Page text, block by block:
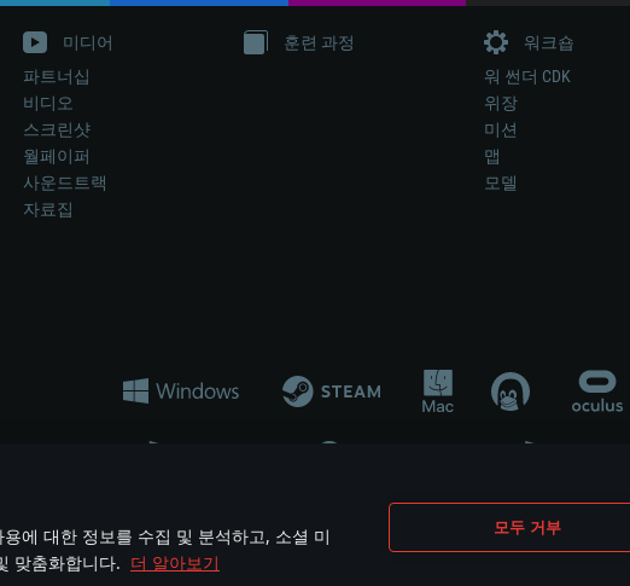
에 대한 정보를 수집 및 분석하고, 소셜 미
맞춤화합니다. 더 알아보기
모두 거부
미디어
파트너십
비디오
스크린샷
월페이퍼
사운드트랙
자료집
훈련 과정
워크숍
워 썬더 CDK
위장
미션
맵
모델
량을 묘사하는 것은 무기 개발 업체나 장비 제조 업체가 게임 개발 후원 또는 홍보에
logos and brand names are the property of their respective owners.
이용 약관